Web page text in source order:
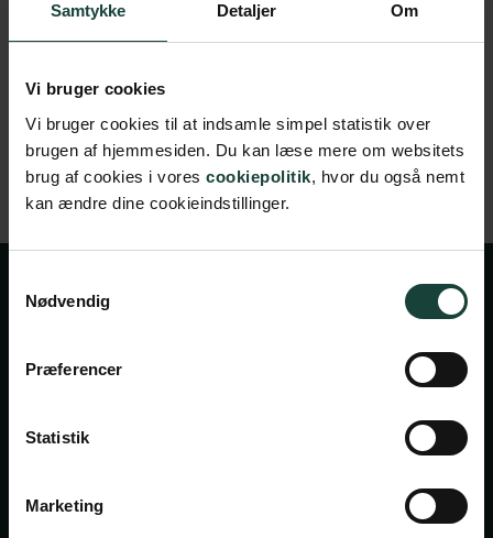
Samtykke Detaljer Om
Vi bruger cookies
Vi bruger cookies til at indsamle simpel statistik over
brugen af hjemmesiden. Du kan læse mere om websitets
brug af cookies i vores cookiepolitik, hvor du også nemt
kan ændre dine cookieindstillinger.
Nødvendig
Præferencer
Statistik
Marketing
kontakt os meget gerne 🙂
altid kontakte os på tlf.
Handelsbetingelser